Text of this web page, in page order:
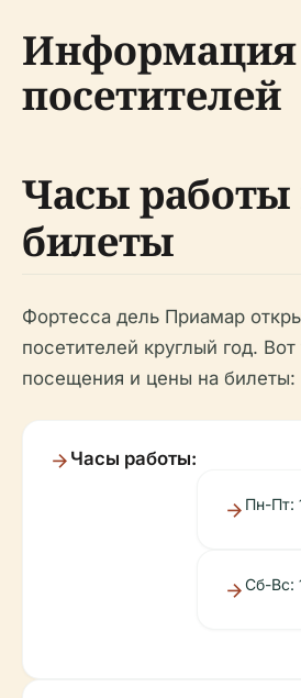
Информация
посетителей
Часы работы
билеты
Фортесса дель Приамар
посетителей круглый год.
посещения и цены на билеты:
Часы работы:
Пн-Пт:
Сб-Вс: